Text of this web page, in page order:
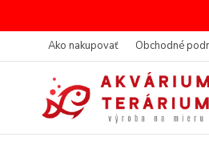
Ako nakupovať Obchodné